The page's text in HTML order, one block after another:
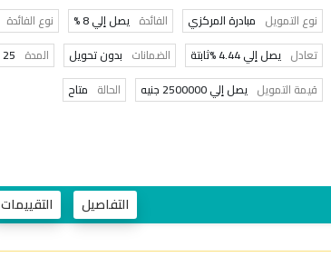
نوع التمويل مبادرة المركزي الفائدة يصل إلي 8 % نوع الفائدة
تعادل يصل إلي 4.44 %ثابتة الضمانات بدون تحويل المدة 25 سنه
قيمة التمويل يصل إلي 2500000 جنيه الحالة متاح
التفاصيل التقييمات